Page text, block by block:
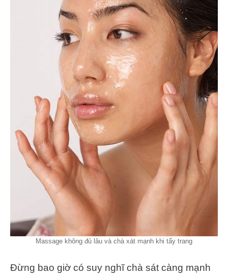
Massage không đủ lâu và chà xát mạnh khi tẩy trang
Đừng bao giờ có suy nghĩ chà sát càng mạnh